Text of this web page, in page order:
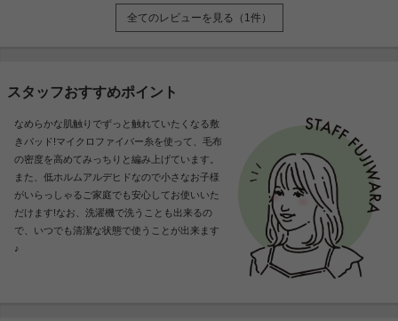
全てのレビューを見る（1件）
スタッフおすすめポイント
なめらかな肌触りでずっと触れていたくなる敷
きパッド!マイクロファイバー糸を使って、毛布
の密度を高めてみっちりと編み上げています。
また、低ホルムアルデヒドなので小さなお子様
がいらっしゃるご家庭でも安心してお使いいた
だけます!なお、洗濯機で洗うことも出来るの
で、いつでも清潔な状態で使うことが出来ます
♪